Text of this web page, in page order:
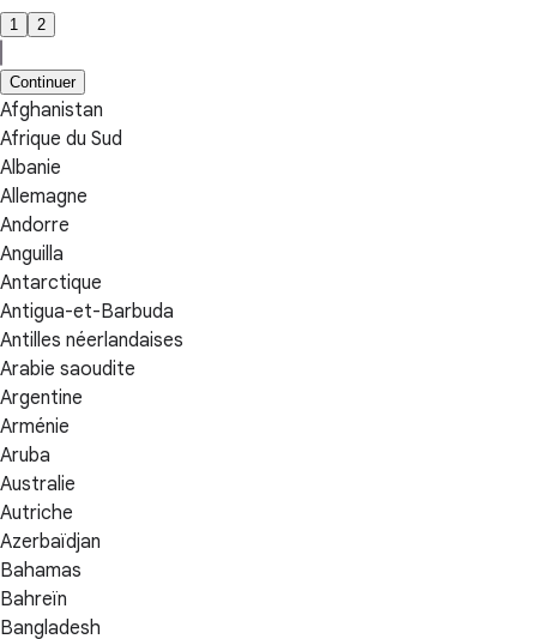
1 2
Continuer
Afghanistan
Afrique du Sud
Albanie
Allemagne
Andorre
Anguilla
Antarctique
Antigua-et-Barbuda
Antilles néerlandaises
Arabie saoudite
Argentine
Arménie
Aruba
Australie
Autriche
Azerbaïdjan
Bahamas
Bahreïn
Bangladesh